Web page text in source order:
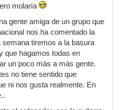
molaría
gente amiga de un grupo que
nos ha comentado la
semana tiremos a la basura
que hagamos todas en
un poco más a más gente.
no tiene sentido que
ni nos gusta realmente. En